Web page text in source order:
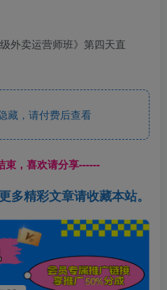
外卖运营师班》第四天直
藏，请付费后查看
束，喜欢请分享------
多精彩文章请收藏本站。